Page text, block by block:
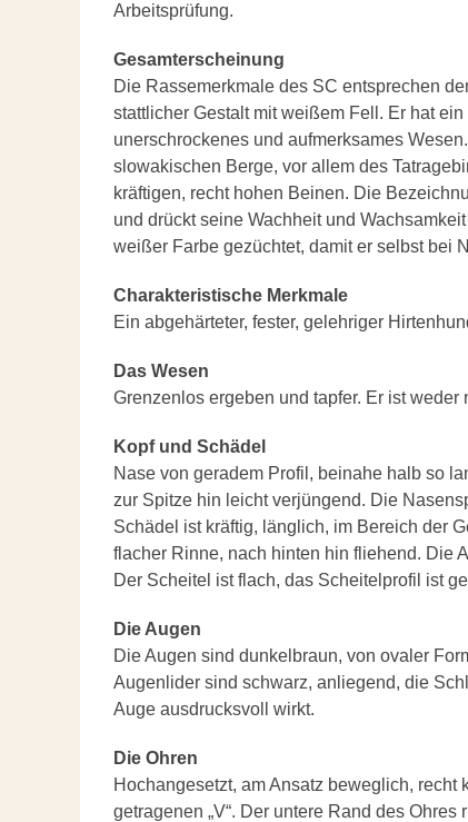
Arbeitsprüfung.
Gesamterscheinung
Die Rassemerkmale des SC entsprechen
stattlicher Gestalt mit weißem Fell. Er hat
unerschrockenes und aufmerksames
slowakischen Berge, vor allem des
kräftigen, recht hohen Beinen. Die
und drückt seine Wachheit und
weißer Farbe gezüchtet, damit er selbst bei
Charakteristische Merkmale
Ein abgehärteter, fester, gelehriger
Das Wesen
Grenzenlos ergeben und tapfer. Er ist weder
Kopf und Schädel
Nase von geradem Profil, beinahe halb so
zur Spitze hin leicht verjüngend. Die
Schädel ist kräftig, länglich, im Bereich der
flacher Rinne, nach hinten hin fliehend. Die
Der Scheitel ist flach, das Scheitelprofil ist
Die Augen
Die Augen sind dunkelbraun, von ovaler
Augenlider sind schwarz, anliegend, die
Auge ausdrucksvoll wirkt.
Die Ohren
Hochangesetzt, am Ansatz beweglich,
getragenen „V“. Der untere Rand des